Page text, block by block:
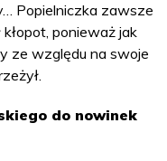
Popielniczka zawsze
kłopot, ponieważ jak
ze względu na swoje
do nowinek